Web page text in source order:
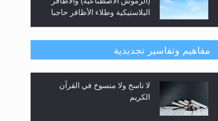
البلاستيكية وطلاء الأظافر حاجبا
هل يُحسب حول الزكاة وفق السنة
الميلادية أو الهجرية؟
هل يجوز فتح مشروع كوافير نسائي
للمحجبات وغير المحجبات؟
مفاهيم وتفاسير تجديدية
لا ناسخ ولا منسوخ في القرآن
الكريم